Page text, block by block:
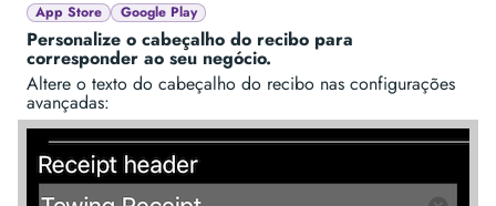
App Store Google Play
Personalize o cabeçalho do recibo para
corresponder ao seu negócio.
Altere o texto do cabeçalho do recibo nas configurações
avançadas: